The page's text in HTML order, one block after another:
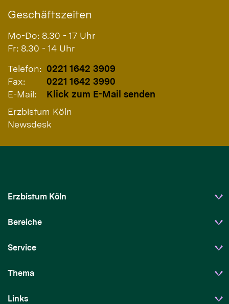
Geschäftszeiten
Mo-Do: 8.30 - 17 Uhr
Fr: 8.30 - 14 Uhr
Telefon: 0221 1642 3909
Fax:
0221 1642 3990
E-Mail:
Klick zum E-Mail senden
Erzbistum Köln
Newsdesk
Erzbistum Köln
Bereiche
Service
Thema
Links